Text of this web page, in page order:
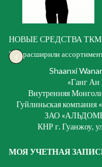
НОВЫЕ СРЕДСТВА ТКМ
Мы расширили
‹
Shaanxi
«Ганг
Внутренняя
Гуйлиньская компания
ЗАО
КНР г. Гуанжоу,
МОЯ УЧЕТНАЯ